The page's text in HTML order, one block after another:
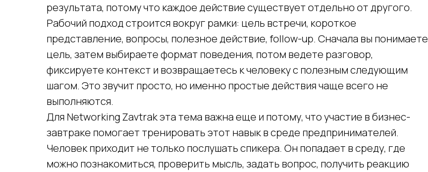
результата, потому что каждое действие существует отдельно от другого.
Рабочий подход строится вокруг рамки: цель встречи, короткое
представление, вопросы, полезное действие, follow-up. Сначала вы понимаете
цель, затем выбираете формат поведения, потом ведете разговор,
фиксируете контекст и возвращаетесь к человеку с полезным следующим
шагом. Это звучит просто, но именно простые действия чаще всего не
выполняются.
Для Networking Zavtrak эта тема важна еще и потому, что участие в бизнес-
завтраке помогает тренировать этот навык в среде предпринимателей.
Человек приходит не только послушать спикера. Он попадает в среду, где
можно познакомиться, проверить мысль, задать вопрос, получить реакцию